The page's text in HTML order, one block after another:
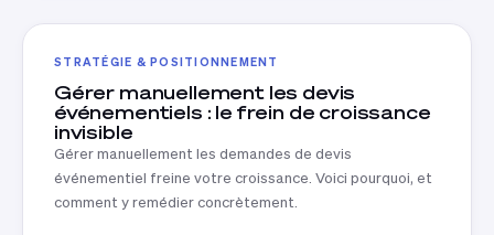
STRATÉGIE & POSITIONNEMENT
Gérer manuellement les devis
événementiels : le frein de croissance
invisible
Gérer manuellement les demandes de devis
événementiel freine votre croissance. Voici pourquoi, et
comment y remédier concrètement.